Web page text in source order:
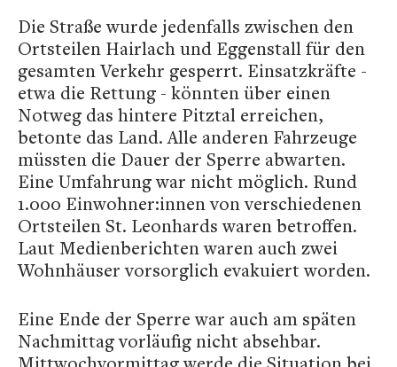
Die Straße wurde jedenfalls zwischen den
Ortsteilen Hairlach und Eggenstall für den
gesamten Verkehr gesperrt. Einsatzkräfte -
etwa die Rettung - könnten über einen
Notweg das hintere Pitztal erreichen,
betonte das Land. Alle anderen Fahrzeuge
müssten die Dauer der Sperre abwarten.
Eine Umfahrung war nicht möglich. Rund
1.000 Einwohner:innen von verschiedenen
Ortsteilen St. Leonhards waren betroffen.
Laut Medienberichten waren auch zwei
Wohnhäuser vorsorglich evakuiert worden.
Eine Ende der Sperre war auch am späten
Nachmittag vorläufig nicht absehbar.